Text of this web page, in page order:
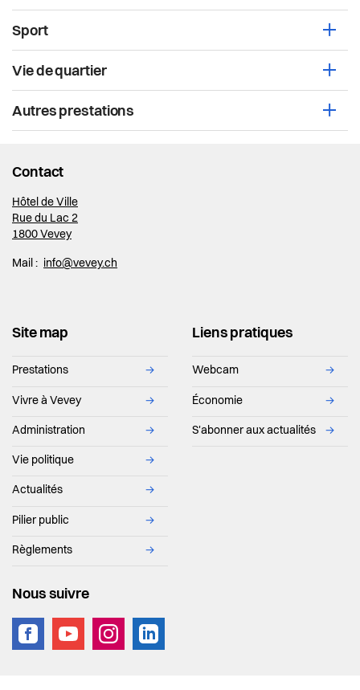
Sport
Vie de quartier
Autres prestations
Contact
Hôtel de Ville
Rue du Lac 2
1800 Vevey
Mail : info@vevey.ch
Site map
Prestations →
Vivre à Vevey →
Administration →
Vie politique →
Actualités →
Pilier public →
Règlements →
Liens pratiques
Webcam →
Économie →
S'abonner aux actualités →
Nous suivre